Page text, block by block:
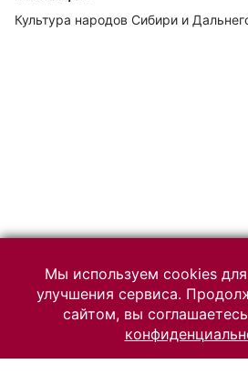
Культура народов Сибири и
Мы используем cookies
улучшения сервиса.
сайтом, вы